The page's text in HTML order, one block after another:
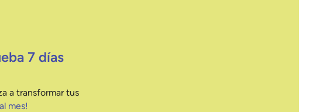
7 días
a transformar tus
mes!